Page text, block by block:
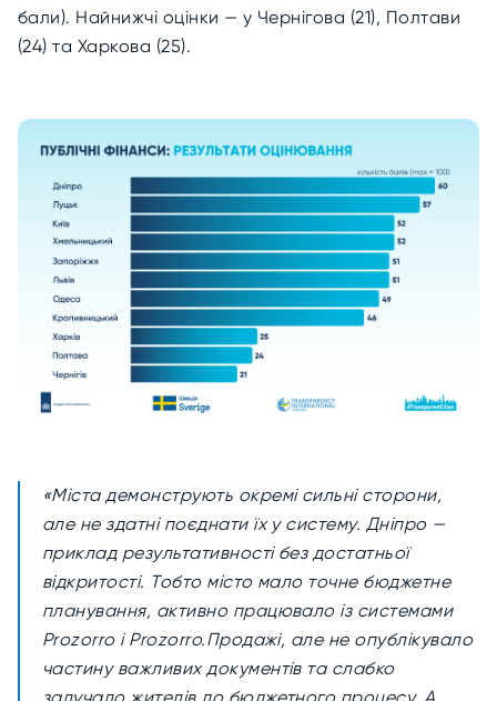
бали). Найнижчі оцінки — у Чернігова (21), Полтави
(24) та Харкова (25).
«Міста демонструють окремі сильні сторони,
але не здатні поєднати їх у систему. Дніпро —
приклад результативності без достатньої
відкритості. Тобто місто мало точне бюджетне
планування, активно працювало із системами
Prozorro і Prozorro.Продажі, але не опублікувало
частину важливих документів та слабко
залучало жителів до бюджетного процесу. А